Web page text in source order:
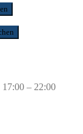
– 22:00